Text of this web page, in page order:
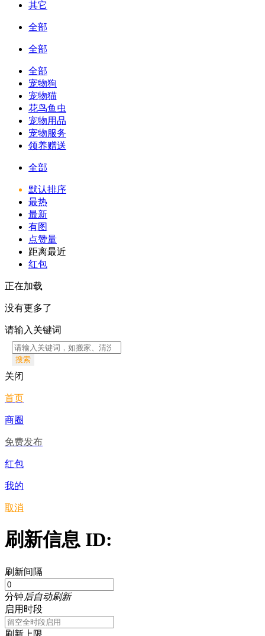
其它
全部
全部
全部
宠物狗
宠物猫
花鸟鱼虫
宠物用品
宠物服务
领养赠送
全部
默认排序
最热
最新
有图
点赞量
距离最近
红包
正在加载
没有更多了
请输入关键词
搜索
关闭
首页
商圈
免费发布
红包
我的
取消
刷新信息 ID:
刷新间隔
分钟后自动刷新
启用时段
刷新上限